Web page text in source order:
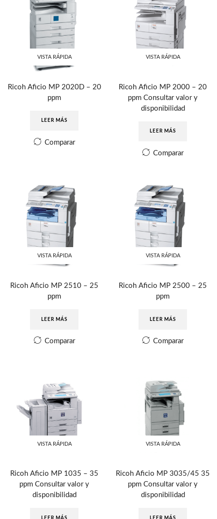
VISTA RÁPIDA
Ricoh Aficio MP 2020D – 20
ppm
LEER MÁS
Comparar
VISTA RÁPIDA
Ricoh Aficio MP 2000 – 20
ppm Consultar valor y
disponibilidad
LEER MÁS
Comparar
VISTA RÁPIDA
Ricoh Aficio MP 2510 – 25
ppm
LEER MÁS
Comparar
VISTA RÁPIDA
Ricoh Aficio MP 2500 – 25
ppm
LEER MÁS
Comparar
VISTA RÁPIDA
Ricoh Aficio MP 1035 – 35
ppm Consultar valor y
disponibilidad
VISTA RÁPIDA
Ricoh Aficio MP 3035/45 35
ppm Consultar valor y
disponibilidad